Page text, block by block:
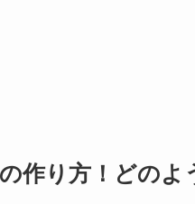
作り方！どのよ